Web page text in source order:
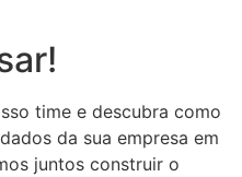
time e descubra como
da sua empresa em
juntos construir o